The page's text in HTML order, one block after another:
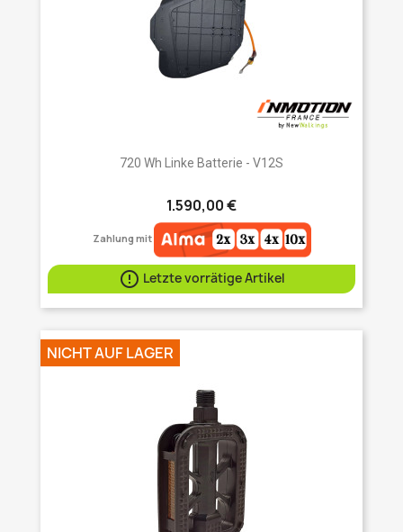
720 Wh Linke Batterie - V12S
1.590,00 €
Zahlung mit
 Letzte vorrätige Artikel
NICHT AUF LAGER